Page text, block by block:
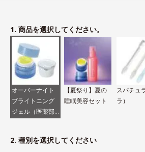
1. 商品を選択してください。
オーバーナイト
ブライトニング
ジェル（医薬部
【夏祭り】夏の
睡眠美容セット
スパチュ
ラ）
2. 種別を選択してください